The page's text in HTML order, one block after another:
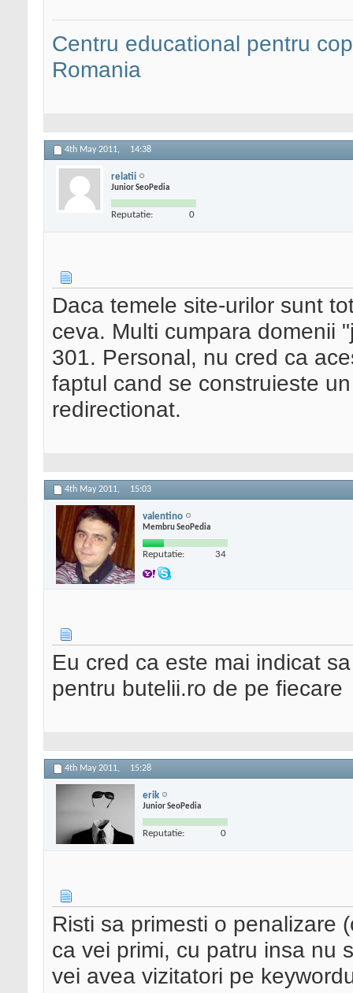
Centru educational pentru
Romania
4th May 2011, 14:38
relatii
Junior SeoPedia
Reputatie: 0
Daca temele site-urilor sunt
ceva. Multi cumpara domenii
301. Personal, nu cred ca
faptul cand se construieste
redirectionat.
4th May 2011, 15:03
valentino
Membru SeoPedia
Reputatie: 34
Eu cred ca este mai indicat
pentru butelii.ro de pe fiecare
4th May 2011, 15:28
erik
Junior SeoPedia
Reputatie: 0
Risti sa primesti o penalizare
ca vei primi, cu patru insa nu
vei avea vizitatori pe